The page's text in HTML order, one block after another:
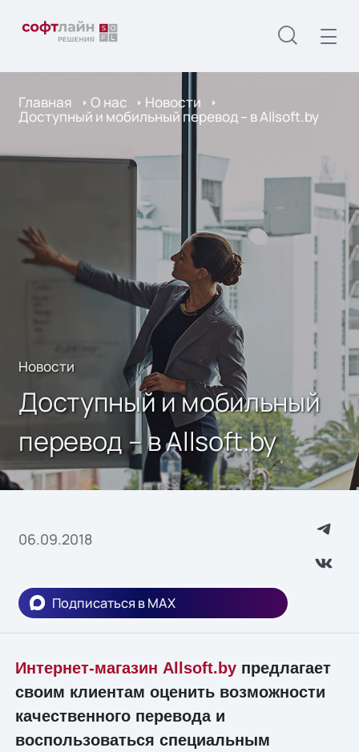
Главная О нас Новости
Доступный и мобильный перевод – в Allsoft.by
Новости
Доступный и мобильный
перевод – в Allsoft.by
06.09.2018
Подписаться в MAX
Интернет-магазин Allsoft.byпредлагает
своим клиентам оценить возможности
качественного перевода и
воспользоваться специальным